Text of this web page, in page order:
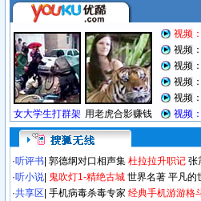
·听评书 郭德纲对口相声集 杜拉拉升职记 张
·听小说 鬼吹灯1-精绝古城 世界名著 平凡的
·共享区 手机病毒杀毒专家 经典手机游游格